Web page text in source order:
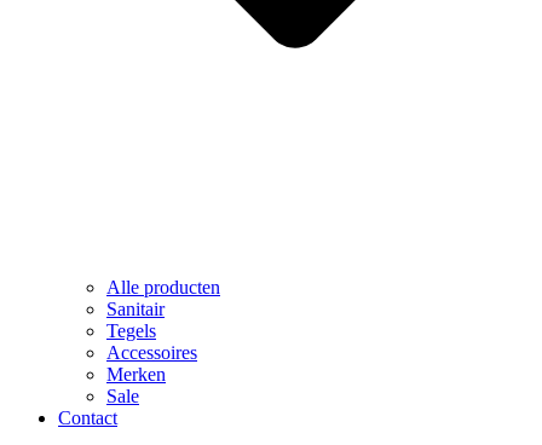
Alle producten
Sanitair
Tegels
Accessoires
Merken
Sale
Contact